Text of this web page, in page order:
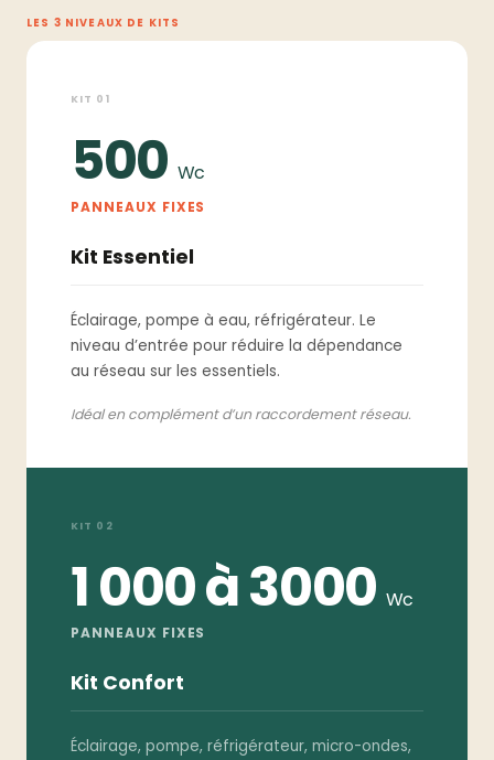
LES 3 NIVEAUX DE KITS
KIT 01
500Wc
PANNEAUX FIXES
Kit Essentiel
Éclairage, pompe à eau, réfrigérateur. Le
niveau d’entrée pour réduire la dépendance
au réseau sur les essentiels.
Idéal en complément d’un raccordement réseau.
KIT 02
1 000 à 3000Wc
PANNEAUX FIXES
Kit Confort
Éclairage, pompe, réfrigérateur, micro-ondes,